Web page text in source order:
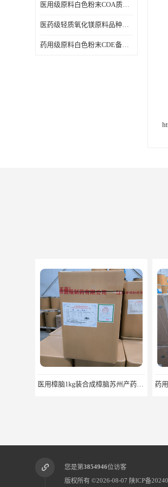
医用级原料白色粉末COA质检同行CAS113-92-8
医药级轻质氧化镁原料品种多 有 质量好GMP认证 CDE备案
药用级原料白色粉末CDE备案cas56-75-7
药用级樟脑粉原料药国药准字福建青松
您是第3854946位访客
版权所有 ©2026-08-07 陕ICP备